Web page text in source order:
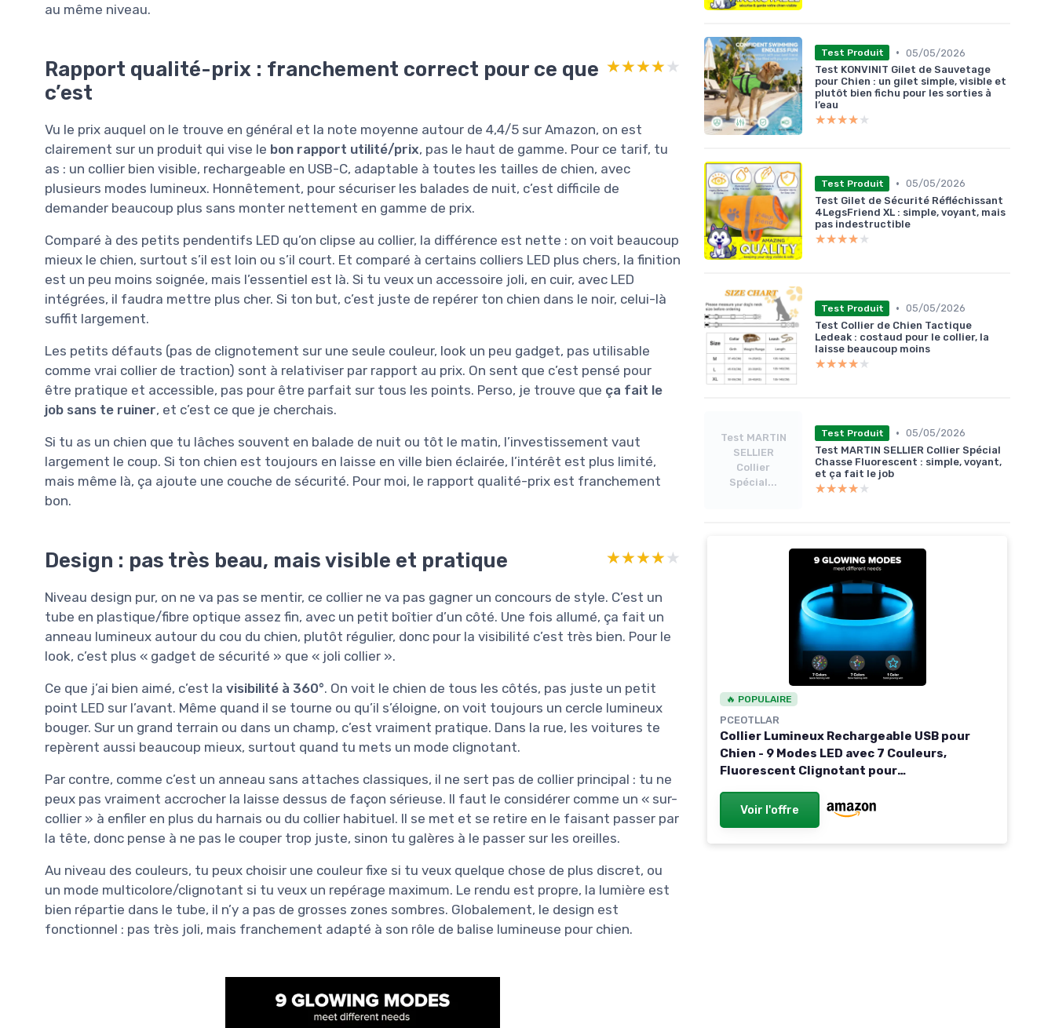
au même niveau.
Rapport qualité-prix : franchement correct pour ce que
c’est
★★★★★
★★★★★
Vu le prix auquel on le trouve en général et la note moyenne autour de 4,4/5 sur Amazon, on est
clairement sur un produit qui vise le bon rapport utilité/prix, pas le haut de gamme. Pour ce tarif, tu
as : un collier bien visible, rechargeable en USB-C, adaptable à toutes les tailles de chien, avec
plusieurs modes lumineux. Honnêtement, pour sécuriser les balades de nuit, c’est difficile de
demander beaucoup plus sans monter nettement en gamme de prix.
Comparé à des petits pendentifs LED qu’on clipse au collier, la différence est nette : on voit beaucoup
mieux le chien, surtout s’il est loin ou s’il court. Et comparé à certains colliers LED plus chers, la finition
est un peu moins soignée, mais l’essentiel est là. Si tu veux un accessoire joli, en cuir, avec LED
intégrées, il faudra mettre plus cher. Si ton but, c’est juste de repérer ton chien dans le noir, celui-là
suffit largement.
Les petits défauts (pas de clignotement sur une seule couleur, look un peu gadget, pas utilisable
comme vrai collier de traction) sont à relativiser par rapport au prix. On sent que c’est pensé pour
être pratique et accessible, pas pour être parfait sur tous les points. Perso, je trouve que ça fait le
job sans te ruiner, et c’est ce que je cherchais.
Si tu as un chien que tu lâches souvent en balade de nuit ou tôt le matin, l’investissement vaut
largement le coup. Si ton chien est toujours en laisse en ville bien éclairée, l’intérêt est plus limité,
mais même là, ça ajoute une couche de sécurité. Pour moi, le rapport qualité-prix est franchement
bon.
Design : pas très beau, mais visible et pratique ★★★★★
★★★★★
Niveau design pur, on ne va pas se mentir, ce collier ne va pas gagner un concours de style. C’est un
tube en plastique/fibre optique assez fin, avec un petit boîtier d’un côté. Une fois allumé, ça fait un
anneau lumineux autour du cou du chien, plutôt régulier, donc pour la visibilité c’est très bien. Pour le
look, c’est plus « gadget de sécurité » que « joli collier ».
Ce que j’ai bien aimé, c’est la visibilité à 360°. On voit le chien de tous les côtés, pas juste un petit
point LED sur l’avant. Même quand il se tourne ou qu’il s’éloigne, on voit toujours un cercle lumineux
bouger. Sur un grand terrain ou dans un champ, c’est vraiment pratique. Dans la rue, les voitures te
repèrent aussi beaucoup mieux, surtout quand tu mets un mode clignotant.
Par contre, comme c’est un anneau sans attaches classiques, il ne sert pas de collier principal : tu ne
peux pas vraiment accrocher la laisse dessus de façon sérieuse. Il faut le considérer comme un « sur-
collier » à enfiler en plus du harnais ou du collier habituel. Il se met et se retire en le faisant passer par
la tête, donc pense à ne pas le couper trop juste, sinon tu galères à le passer sur les oreilles.
Au niveau des couleurs, tu peux choisir une couleur fixe si tu veux quelque chose de plus discret, ou
un mode multicolore/clignotant si tu veux un repérage maximum. Le rendu est propre, la lumière est
bien répartie dans le tube, il n’y a pas de grosses zones sombres. Globalement, le design est
fonctionnel : pas très joli, mais franchement adapté à son rôle de balise lumineuse pour chien.
Test Produit • 05/05/2026
Test KONVINIT Gilet de Sauvetage
pour Chien : un gilet simple, visible et
plutôt bien fichu pour les sorties à
l’eau
★★★★★
★★★★★
Test Produit • 05/05/2026
Test Gilet de Sécurité Réfléchissant
4LegsFriend XL : simple, voyant, mais
pas indestructible
★★★★★
★★★★★
Test Produit • 05/05/2026
Test Collier de Chien Tactique
Ledeak : costaud pour le collier, la
laisse beaucoup moins
★★★★★
★★★★★
Test MARTIN
SELLIER
Collier
Spécial...
Test Produit • 05/05/2026
Test MARTIN SELLIER Collier Spécial
Chasse Fluorescent : simple, voyant,
et ça fait le job
★★★★★
★★★★★
🔥 POPULAIRE
PCEOTLLAR
Collier Lumineux Rechargeable USB pour
Chien - 9 Modes LED avec 7 Couleurs,
Fluorescent Clignotant pour
70cmVoir l'offre